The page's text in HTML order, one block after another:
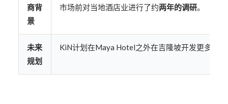
商背
景
市场前对当地酒店业进行了约两年的调研。
未来
规划
KiN计划在Maya Hotel之外在吉隆坡开发更多物业